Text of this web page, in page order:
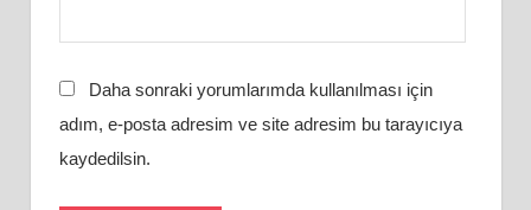
Daha sonraki yorumlarımda kullanılması için
adım, e-posta adresim ve site adresim bu tarayıcıya
kaydedilsin.